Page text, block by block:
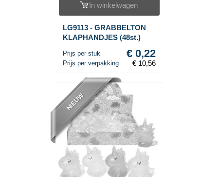
In winkelwagen
LG9113 - GRABBELTON
KLAPHANDJES (48st.)
Prijs per stuk € 0,22
Prijs per verpakking € 10,56
NIEUW